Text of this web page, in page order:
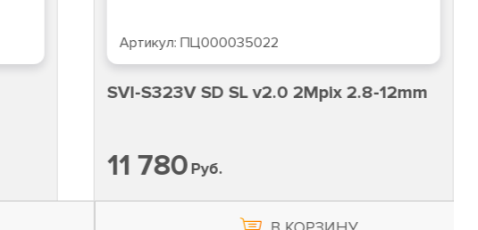
Артикул: ПЦ000035022
SVI-S323V SD SL v2.0 2Mpix 2.8-12mm
11 780Руб.